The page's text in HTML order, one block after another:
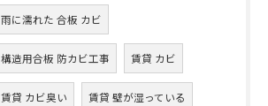
雨に濡れた 合板 カビ
構造用合板 防カビ工事 賃貸 カビ
賃貸 カビ臭い 賃貸 壁が湿っている